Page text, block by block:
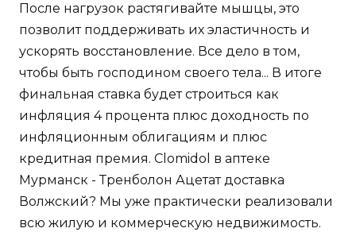
После нагрузок растягивайте мышцы, это
позволит поддерживать их эластичность и
ускорять восстановление. Все дело в том,
чтобы быть господином своего тела... В итоге
финальная ставка будет строиться как
инфляция 4 процента плюс доходность по
инфляционным облигациям и плюс
кредитная премия. Clomidol в аптеке
Мурманск - Тренболон Ацетат доставка
Волжский? Мы уже практически реализовали
всю жилую и коммерческую недвижимость.